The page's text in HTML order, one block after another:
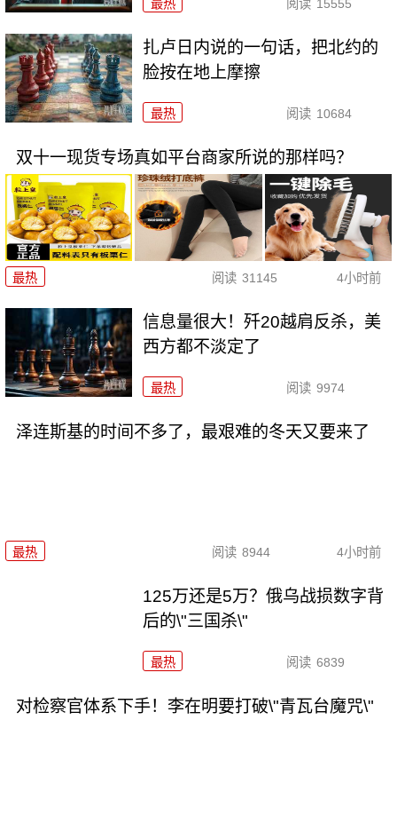
最热 阅读 15555
扎卢日内说的一句话，把北约的
脸按在地上摩擦
最热 阅读 10684
双十一现货专场真如平台商家所说的那样吗？
最热 阅读 31145 4小时前
信息量很大！歼20越肩反杀，美
西方都不淡定了
最热 阅读 9974
泽连斯基的时间不多了，最艰难的冬天又要来了
最热 阅读 8944 4小时前
125万还是5万？俄乌战损数字背
后的\"三国杀\"
最热 阅读 6839
对检察官体系下手！李在明要打破\"青瓦台魔咒\"